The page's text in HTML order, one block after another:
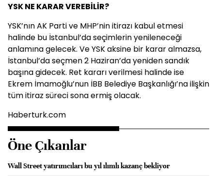
YSK NE KARAR VEREBİLİR?
YSK’nın AK Parti ve MHP’nin itirazı kabul etmesi
halinde bu İstanbul’da seçimlerin yenileneceği
anlamına gelecek. Ve YSK aksine bir karar almazsa,
İstanbul’da seçmen 2 Haziran’da yeniden sandık
başına gidecek. Ret kararı verilmesi halinde ise
Ekrem İmamoğlu’nun İBB Belediye Başkanlığı’na ilişkin
tüm itiraz süreci sona ermiş olacak.
Haberturk.com
Öne Çıkanlar
Wall Street yatırımcıları bu yıl ılımlı kazanç bekliyor